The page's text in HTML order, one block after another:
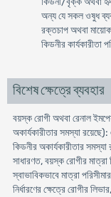
অন্য যে সকল ওষুধ
রক্তচাপ অথবা
কিডনীর কার্যকারীতা
বিশেষ ক্ষেত্রে ব্যবহার
বয়স্ক রােগী অথবা রেনাল
অকার্যকারীতার সমস্যা
কিডনীর অকার্যকারীতার
সাধারণত, বয়স্ক রােগীর
স্বাভাবিকভাবে মাত্রা
নির্ধারণের ক্ষেত্রে রােগীর